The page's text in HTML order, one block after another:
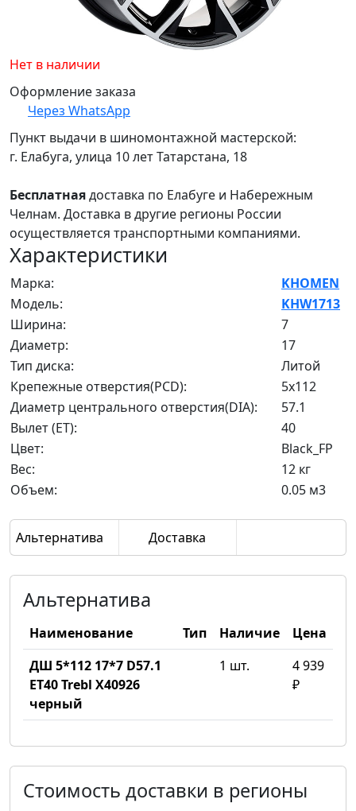
Нет в наличии
Оформление заказа
Через WhatsApp
Пункт выдачи в шиномонтажной мастерской:
г. Елабуга, улица 10 лет Татарстана, 18
Бесплатнаядоставка по Елабуге и Набережным
Челнам. Доставка в другие регионы России
осуществляется транспортными компаниями.
Характеристики
Марка:
KHOMEN
Модель:
KHW1713
Ширина:
7
Диаметр:
17
Тип диска:
Литой
Крепежные отверстия(PCD):
5x112
Диаметр центрального отверстия(DIA):
57.1
Вылет (ET):
40
Цвет:
Black_FP
Вес:
12 кг
Объем:
0.05 м3
Альтернатива Доставка
Альтернатива
Наименование Тип Наличие
Цена
ДШ 5*112 17*7 D57.1
ET40 Trebl X40926
черный
1 шт.
4 939
₽
Стоимость доставки в регионы